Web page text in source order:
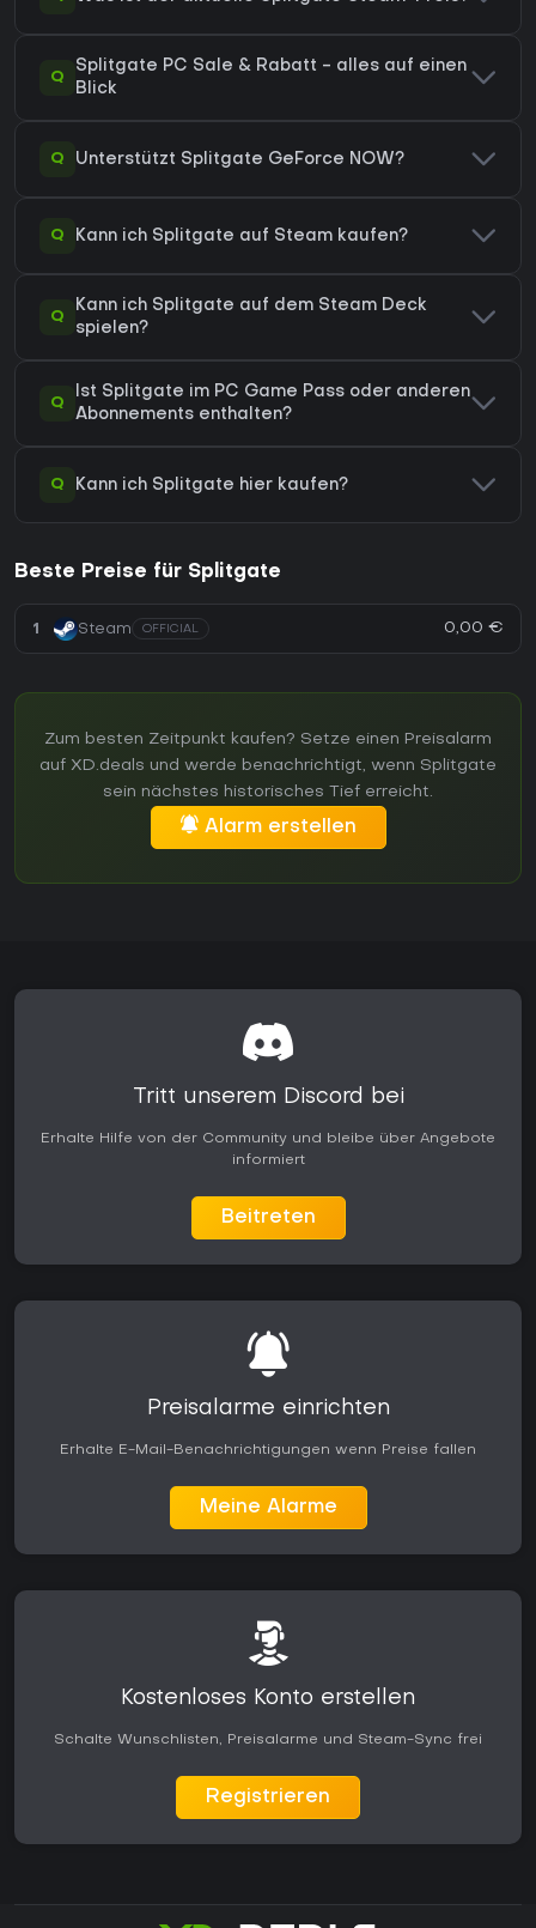
Q
Splitgate PC Sale & Rabatt - alles auf einen
Blick
Q Unterstützt Splitgate GeForce NOW?
Q Kann ich Splitgate auf Steam kaufen?
Q
Kann ich Splitgate auf dem Steam Deck
spielen?
Q
Ist Splitgate im PC Game Pass oder anderen
Abonnements enthalten?
Q Kann ich Splitgate hier kaufen?
Beste Preise für Splitgate
1 Steam OFFICIAL 0,00 €
Zum besten Zeitpunkt kaufen? Setze einen Preisalarm
auf XD.deals und werde benachrichtigt, wenn Splitgate
sein nächstes historisches Tief erreicht.
Alarm erstellen
Tritt unserem Discord bei
Erhalte Hilfe von der Community und bleibe über Angebote
informiert
Beitreten
Preisalarme einrichten
Erhalte E-Mail-Benachrichtigungen wenn Preise fallen
Meine Alarme
Kostenloses Konto erstellen
Schalte Wunschlisten, Preisalarme und Steam-Sync frei
Registrieren